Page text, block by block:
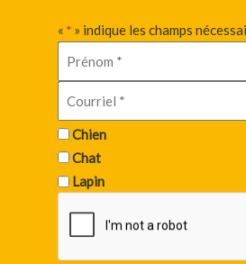
« * » indique les champs
Chien
Chat
Lapin